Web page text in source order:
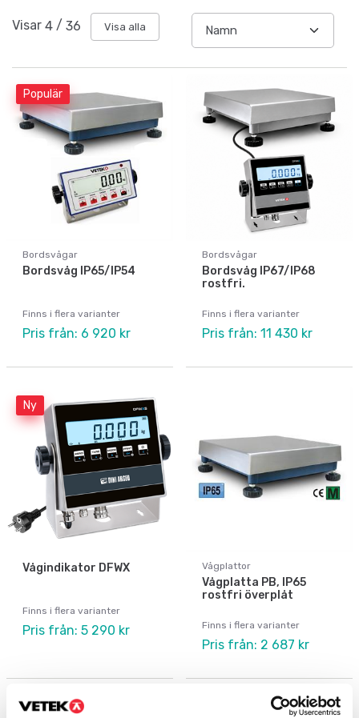
Visar 4 / 36 Visa alla
Populär
Bordsvågar
Bordsvåg IP65/IP54
Finns i flera varianter
Pris från: 6 920 kr
Bordsvågar
Bordsvåg IP67/IP68
rostfri.
Finns i flera varianter
Pris från: 11 430 kr
Ny
Vågindikator DFWX
Finns i flera varianter
Pris från: 5 290 kr
Vågplattor
Vågplatta PB, IP65
rostfri överplåt
Finns i flera varianter
Pris från: 2 687 kr